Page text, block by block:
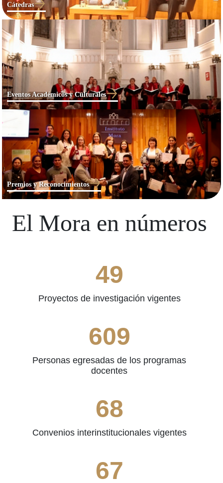
Cátedras
Eventos Académicos y Culturales
Premios y Reconocimientos
El Mora en números
62
Proyectos de investigación vigentes
777
Personas egresadas de los programas
docentes
87
Convenios interinstitucionales vigentes
86